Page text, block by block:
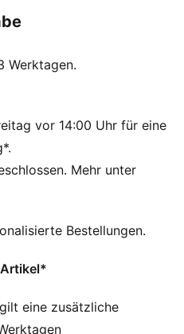
Füßen. Die
aus
federnder als die Ultra
schneller vom Anstoß
Licht aus.
Carbon-
Kohlefasermaterial
innovativen
Forschung und
Werktagen.
vor 14:00 Uhr für eine
Mehr unter
Bestellungen.
eine zusätzliche